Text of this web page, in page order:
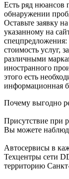
Есть ряд нюансов
обнаружении
Оставьте заявку
указанному на
стоимость услуг,
различными
иностранного
этого есть
информационная
Почему выгодно
Присутствие при
Вы можете
Автосервисы в
Техцентры сети
территорию